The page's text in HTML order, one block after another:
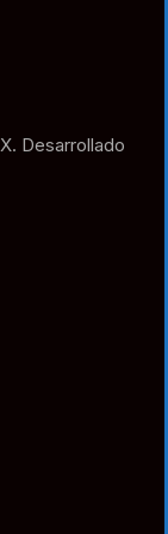
Desarrollado